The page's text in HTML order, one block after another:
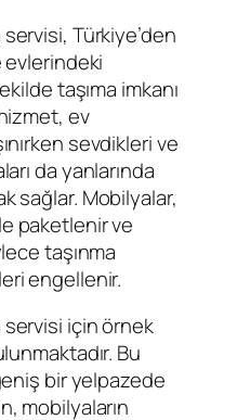
Türkiye’den
evlerindeki
taşıma imkanı
ev
sevdikleri ve
da yanlarında
sağlar. Mobilyalar,
paketlenir ve
taşınma
engellenir.
servisi için örnek
Bu
bir yelpazede
mobilyaların